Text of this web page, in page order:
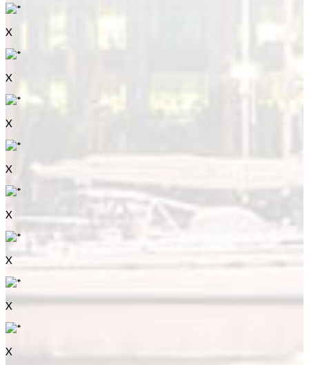
X
X
X
X
X
X
X
X